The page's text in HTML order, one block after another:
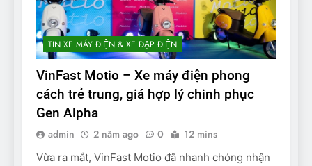
TIN XE MÁY ĐIỆN & XE ĐẠP ĐIỆN
VinFast Motio – Xe máy điện phong
cách trẻ trung, giá hợp lý chinh phục
Gen Alpha
admin 2 năm ago 0 12 mins
Vừa ra mắt, VinFast Motio đã nhanh chóng nhận